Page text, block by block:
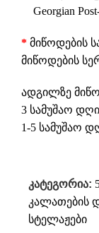
Georgian
* მიწოდების
მიწოდების
ადგილზე
3 სამუშაო
1-5 სამუშაო
კატეგორია:
კალათების
სტელაჟები